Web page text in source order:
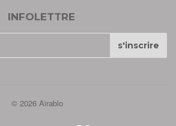
INFOLETTRE
© 2026 Airablo